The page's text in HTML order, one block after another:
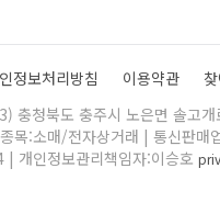
정보처리방침 이용약관
충청북도 충주시 노은면 솔고
목:소매/전자상거래 | 통신판매
개인정보관리책임자:이승호